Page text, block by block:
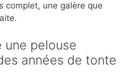
complet, une galère que
une pelouse
années de tonte